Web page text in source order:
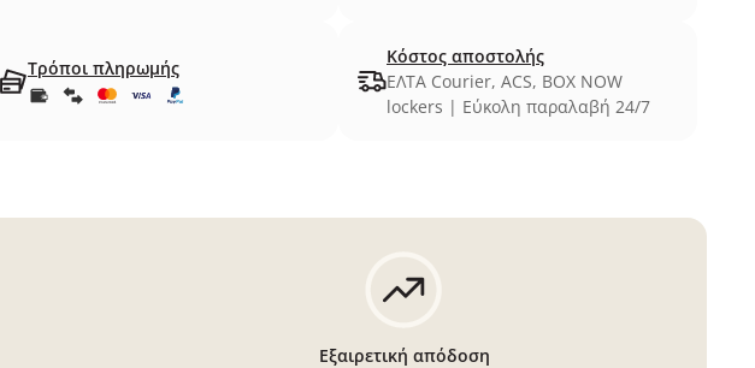
Τρόποι πληρωμής
Κόστος αποστολής
ΕΛΤΑ Courier, ACS, BOX NOW
lockers | Εύκολη παραλαβή 24/7
Εξαιρετική απόδοση